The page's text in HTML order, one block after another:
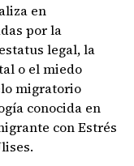
en
por la
legal, la
o el miedo
migratorio
conocida en
con Estrés